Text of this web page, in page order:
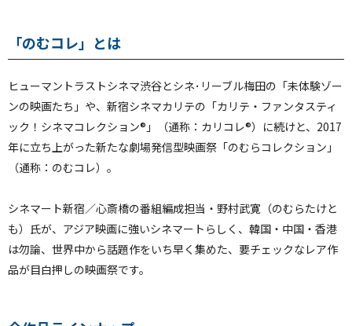
「のむコレ」とは
ヒューマントラストシネマ渋谷とシネ･リーブル梅田の「未体験ゾー
ンの映画たち」や、新宿シネマカリテの「カリテ・ファンタスティ
ック！シネマコレクション®」（通称：カリコレ®）に続けと、2017
年に立ち上がった新たな劇場発信型映画祭「のむらコレクション」
（通称：のむコレ）。
シネマート新宿／心斎橋の番組編成担当・野村武寛（のむらたけと
も）氏が、アジア映画に強いシネマートらしく、韓国・中国・香港
は勿論、世界中から話題作をいち早く集めた、要チェックなレア作
品が目白押しの映画祭です。